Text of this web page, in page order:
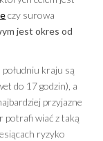
czy surowa
jest okres od
południu kraju są
do 17 godzin), a
przyjazne
potrafi wiać z taką
ryzyko